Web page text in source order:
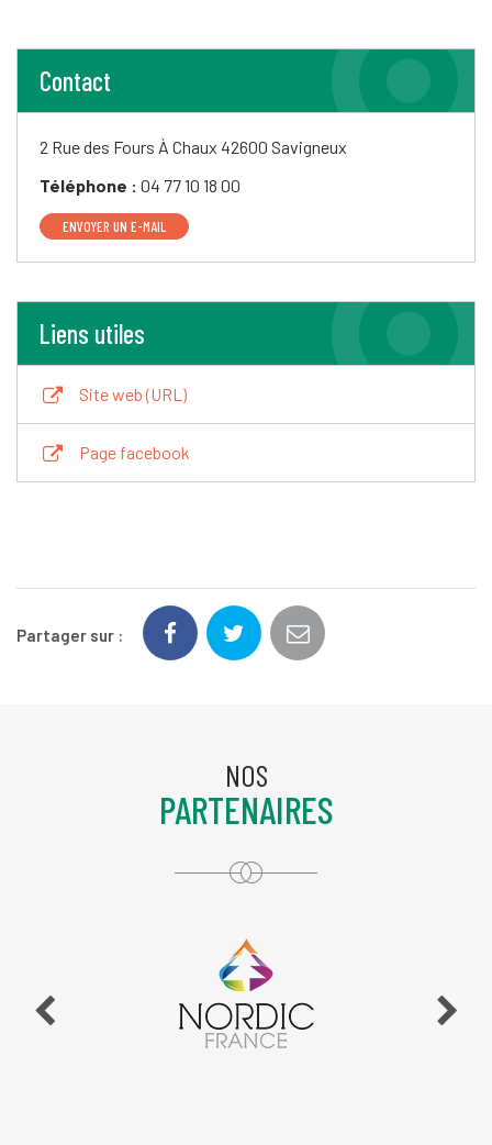
Contact
2 Rue des Fours À Chaux 42600 Savigneux
Téléphone : 04 77 10 18 00
ENVOYER UN E-MAIL
Liens utiles
Site web (URL)
Page facebook
Partager sur :
NOS
PARTENAIRES